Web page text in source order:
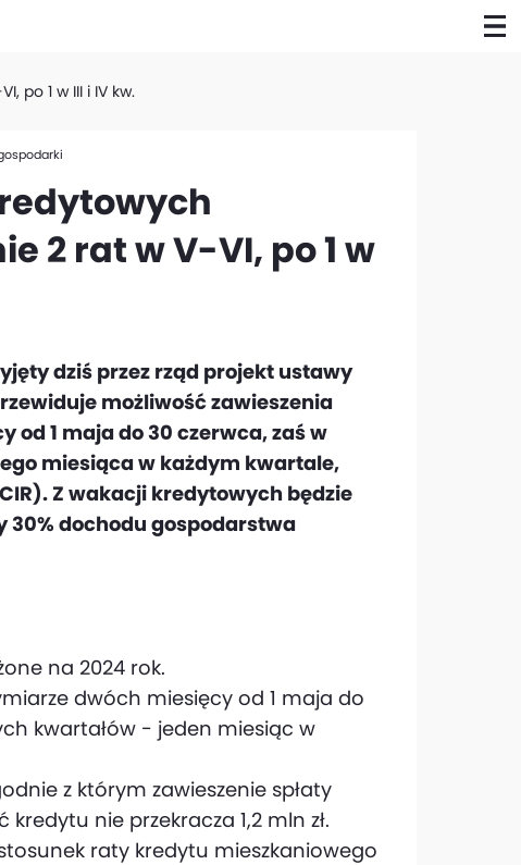
po 1 w III i IV kw.
2 rat w V-VI, po 1 w
dziś przez rząd projekt ustawy
możliwość zawieszenia
od 1 maja do 30 czerwca, zaś w
miesiąca w każdym kwartale,
Z wakacji kredytowych będzie
30% dochodu gospodarstwa
na 2024 rok.
dwóch miesięcy od 1 maja do
kwartałów - jeden miesiąc w
z którym zawieszenie spłaty
nie przekracza 1,2 mln zł.
raty kredytu mieszkaniowego